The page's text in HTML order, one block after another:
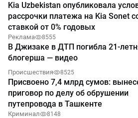
Kia Uzbekistan опубликовала
рассрочки платежа на Kia Sonet
ставкой от 0% годовых
Реклама 8555
В Джизаке в ДТП погибла 21-
блогерша — видео
Происшествия 8525
Присвоено 7,4 млрд сумов:
приговор по делу об обрушении
путепровода в Ташкенте
Криминал 8148